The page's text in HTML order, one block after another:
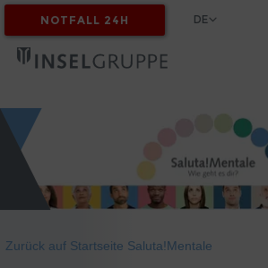
MYINSEL
NOTFALL 24H DE
Zurück auf Startseite Saluta!Mentale